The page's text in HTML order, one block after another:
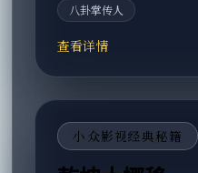
八卦掌传人
查看详情
小众影视经典秘籍